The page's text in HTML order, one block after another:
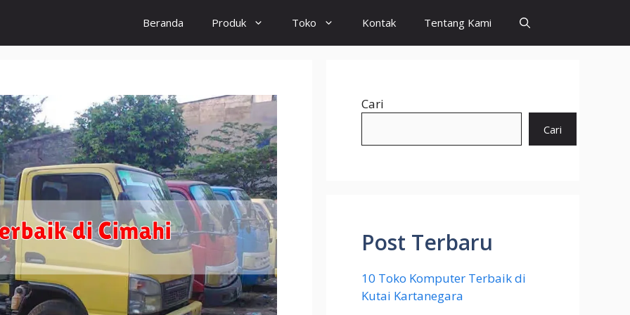
Beranda Produk Toko Kontak Tentang Kami
Cari
Cari
Post Terbaru
10 Toko Komputer Terbaik di
Kutai Kartanegara